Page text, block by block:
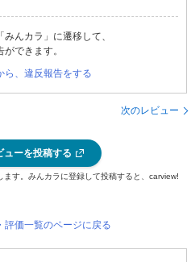
んカラ」に遷移して、
ができます。
ら、違反報告をする
次のレビュー
ューを投稿する
す。みんカラに登録して投稿すると、carview!
評価一覧のページに戻る